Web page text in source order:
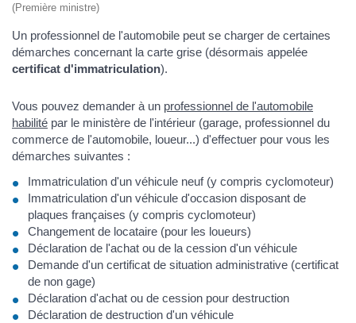
(Première ministre)
Un professionnel de l'automobile peut se charger de certaines
démarches concernant la carte grise (désormais appelée
certificat d'immatriculation).
Vous pouvez demander à un professionnel de l'automobile
habilité par le ministère de l'intérieur (garage, professionnel du
commerce de l'automobile, loueur...) d'effectuer pour vous les
démarches suivantes :
Immatriculation d'un véhicule neuf (y compris cyclomoteur)
Immatriculation d'un véhicule d'occasion disposant de
plaques françaises (y compris cyclomoteur)
Changement de locataire (pour les loueurs)
Déclaration de l'achat ou de la cession d'un véhicule
Demande d'un certificat de situation administrative (certificat
de non gage)
Déclaration d'achat ou de cession pour destruction
Déclaration de destruction d'un véhicule